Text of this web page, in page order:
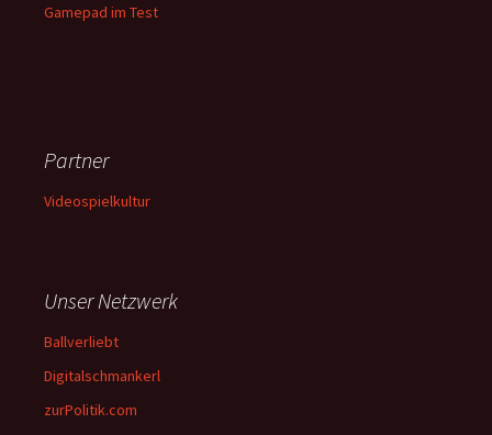
Gamepad im Test
Partner
Videospielkultur
Unser Netzwerk
Ballverliebt
Digitalschmankerl
zurPolitik.com